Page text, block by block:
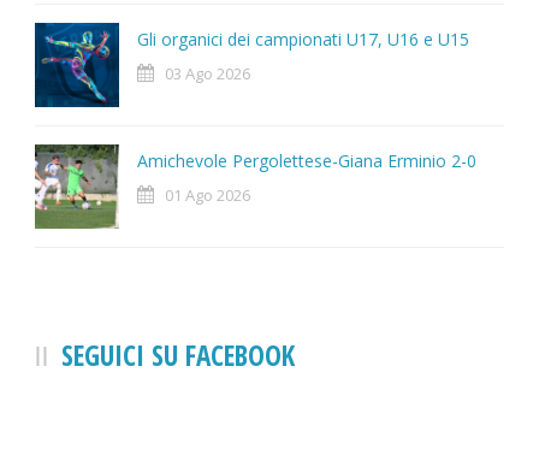
Gli organici dei campionati U17, U16 e U15
03 Ago 2026
Amichevole Pergolettese-Giana Erminio 2-0
01 Ago 2026
SEGUICI SU FACEBOOK